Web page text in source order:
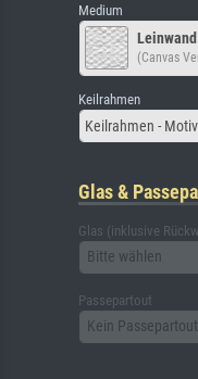
Medium
(Canvas
Keilrahmen
Keilrahmen -
Glas &
Glas (inklusive
Bitte wählen
Passepartout
Kein Passepartout